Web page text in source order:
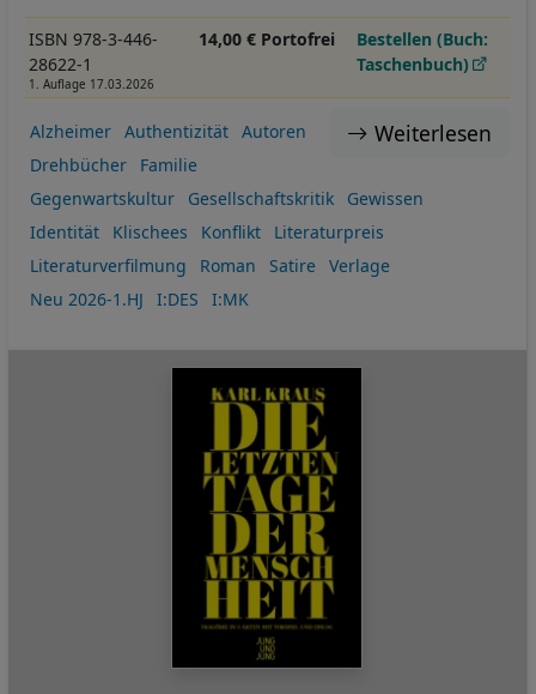
ISBN 978-3-446-
28622-1
1. Auflage 17.03.2026
14,00 € Portofrei
Bestellen (Buch:
Taschenbuch)
Weiterlesen
Alzheimer Authentizität
Autoren
Drehbücher
Familie
Gegenwartskultur
Gesellschaftskritik
Gewissen
Identität
Klischees Konflikt
Literaturpreis
Literaturverfilmung
Roman Satire
Verlage
Neu 2026-1.HJ
I:DES I:MK